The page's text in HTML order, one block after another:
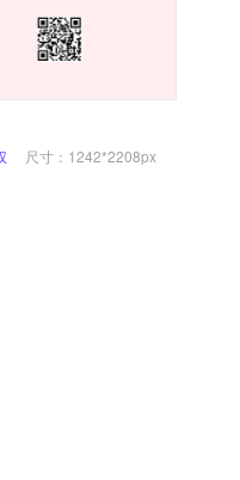
尺寸：1242*2208px